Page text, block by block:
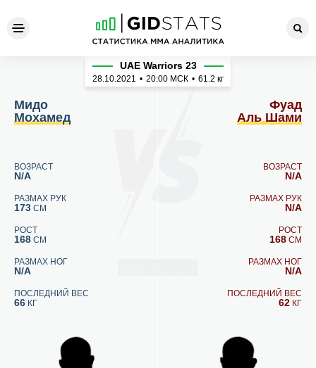
Мидо Мохамед - Фуад Аль
Мидо
Мохамед
ВОЗРАСТ
N/A
РАЗМАХ РУК
173 СМ
РОСТ
168 СМ
РАЗМАХ НОГ
N/A
ПОСЛЕДНИЙ ВЕС
66 КГ
UAE Warriors 23
28.10.2021 • 20:00 МСК • 61.2 кг
Фуад
Аль Шами
ВОЗРАСТ
N/A
РАЗМАХ РУК
N/A
РОСТ
168 СМ
РАЗМАХ НОГ
N/A
ПОСЛЕДНИЙ ВЕС
62 КГ